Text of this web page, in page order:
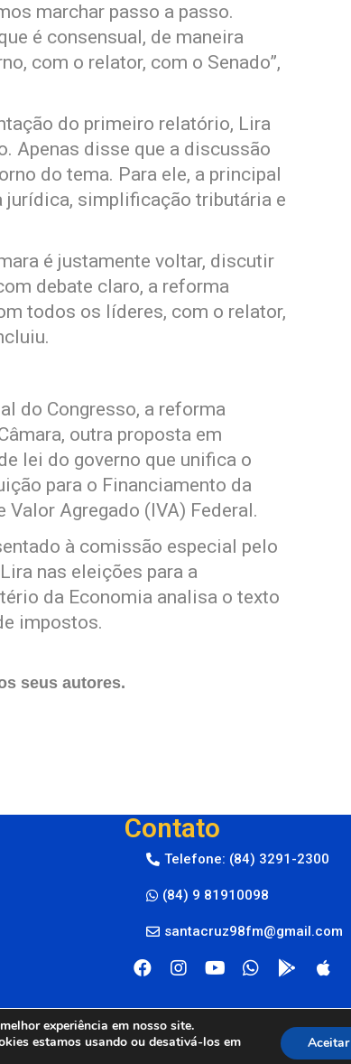
marchar passo a passo.
é consensual, de maneira
com o relator, com o Senado”,
do primeiro relatório, Lira
Apenas disse que a discussão
do tema. Para ele, a principal
jurídica, simplificação tributária e
é justamente voltar, discutir
debate claro, a reforma
todos os líderes, com o relator,
do Congresso, a reforma
outra proposta em
lei do governo que unifica o
para o Financiamento da
Agregado (IVA) Federal.
à comissão especial pelo
nas eleições para a
da Economia analisa o texto
impostos.
seus autores.
Contato
Telefone: (84) 3291-2300
(84) 9 81910098
santacruz98fm@gmail.com
experiência em nosso site.
estamos usando ou desativá-los em
Aceitar